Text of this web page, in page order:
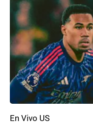
En Vivo US